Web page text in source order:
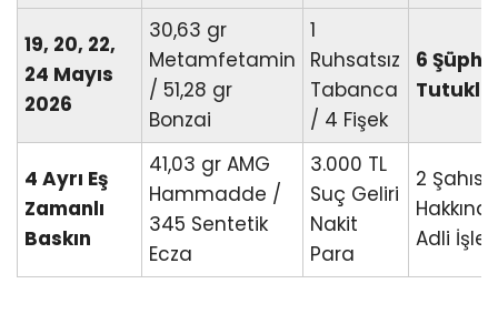
19, 20, 22,
24 Mayıs
2026
30,63 gr
Metamfetamin
/ 51,28 gr
Bonzai
1
Ruhsatsız
Tabanca
/ 4 Fişek
6
4 Ayrı Eş
Zamanlı
Baskın
41,03 gr AMG
Hammadde /
345 Sentetik
Ecza
3.000 TL
Suç Geliri
Nakit
Para
2 Şahıs
Adli